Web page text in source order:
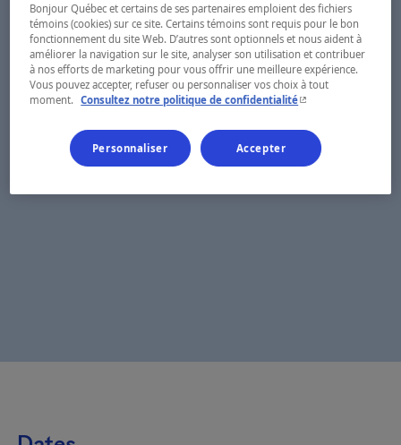
Bonjour Québec et certains de ses partenaires emploient des fichiers
témoins (cookies) sur ce site. Certains témoins sont requis pour le bon
fonctionnement du site Web. D’autres sont optionnels et nous aident à
améliorer la navigation sur le site, analyser son utilisation et contribuer
à nos efforts de marketing pour vous offrir une meilleure expérience.
Vous pouvez accepter, refuser ou personnaliser vos choix à tout
moment.
Consultez notre politique de confidentialité- Cet hyperlien
Personnaliser Accepter